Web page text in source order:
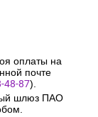
оплаты на
почте
48-87).
шлюз ПАО